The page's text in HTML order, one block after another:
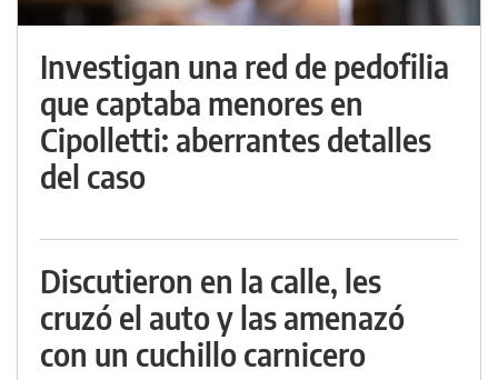
Investigan una red de pedofilia
que captaba menores en
Cipolletti: aberrantes detalles
del caso
Discutieron en la calle, les
cruzó el auto y las amenazó
con un cuchillo carnicero